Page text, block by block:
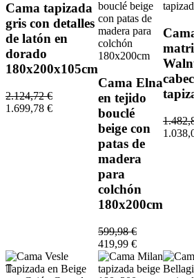
Cama tapizada
gris con detalles
de latón en
dorado
180x200x105cm
2.124,72 €
1.699,78 €
Cama Elna
en tejido
bouclé
beige con
patas de
madera
para
colchón
180x200cm
599,98 €
419,99 €